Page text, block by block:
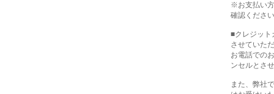
※お支払い
確認くださ
■クレジット
させていた
お電話での
ンセルとさ
また、弊社